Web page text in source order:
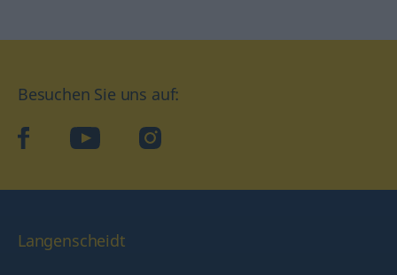
Besuchen Sie uns auf:
facebookYouTube Instagram
Langenscheidt